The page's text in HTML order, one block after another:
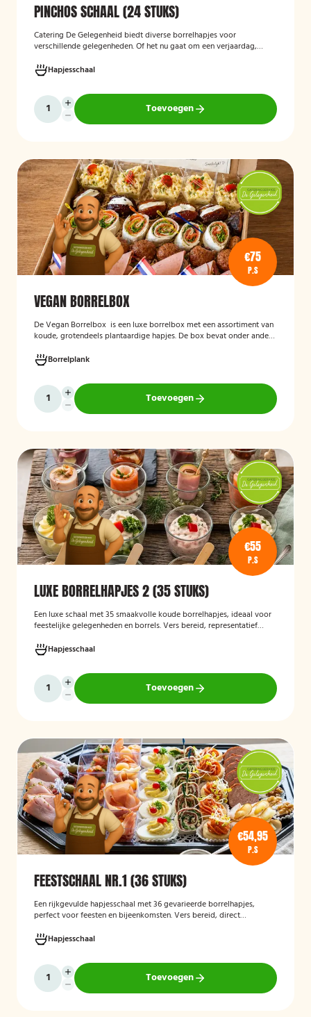
PINCHOS SCHAAL (24 STUKS)
Catering De Gelegenheid biedt diverse borrelhapjes voor
verschillende gelegenheden. Of het nu gaat om een verjaardag,
Hieronder ziet u een selectie uit ons aanbod. De Poncho's schaal is
geschikt voor maximaal 6 personen
Hapjesschaal
Toevoegen
€75
P.S
VEGAN BORRELBOX
DeVegan Borrelbox is een luxe borrelbox met een assortiment van
koude, grotendeels plantaardige hapjes. De box bevat onder andere
groenten, crostini’s en andere smaakvolle borrelhapjes die direct
serveerklaar zijn voor een feest, borrel of bijeenkomst.
Borrelplank
Toevoegen
€55
P.S
LUXE BORRELHAPJES 2 (35 STUKS)
Een luxe schaal met 35 smaakvolle koude borrelhapjes, ideaal voor
feestelijke gelegenheden en borrels. Vers bereid, representatief
Hapjesschaal
Toevoegen
€54,95
P.S
FEESTSCHAAL NR.1 (36 STUKS)
Een rijkgevulde hapjesschaal met 36 gevarieerde borrelhapjes,
perfect voor feesten en bijeenkomsten. Vers bereid, direct
Hapjesschaal
Toevoegen